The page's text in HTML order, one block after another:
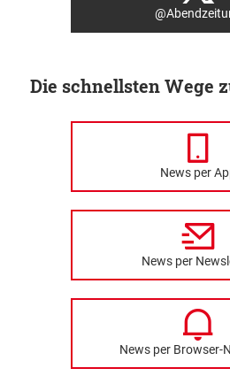
Die schnellsten Wege
News per
News per
News per Browser-